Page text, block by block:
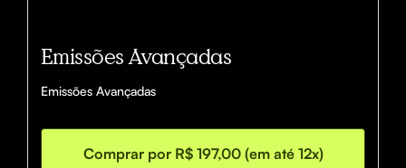
Emissões Avançadas
Emissões Avançadas
Comprar por R$ 197,00 (em até 12x)